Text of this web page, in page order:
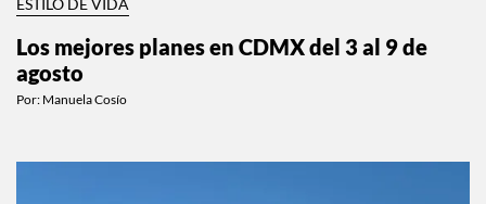
ESTILO DE VIDA
Los mejores planes en CDMX del 3 al 9 de
agosto
Por: Manuela Cosío